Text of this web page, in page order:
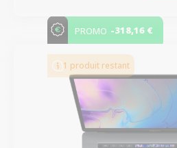
PROMO -318,16 €
1 produit restant